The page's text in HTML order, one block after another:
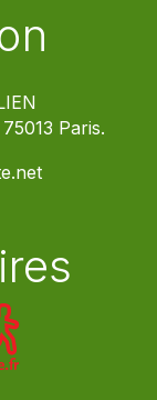
Paris.